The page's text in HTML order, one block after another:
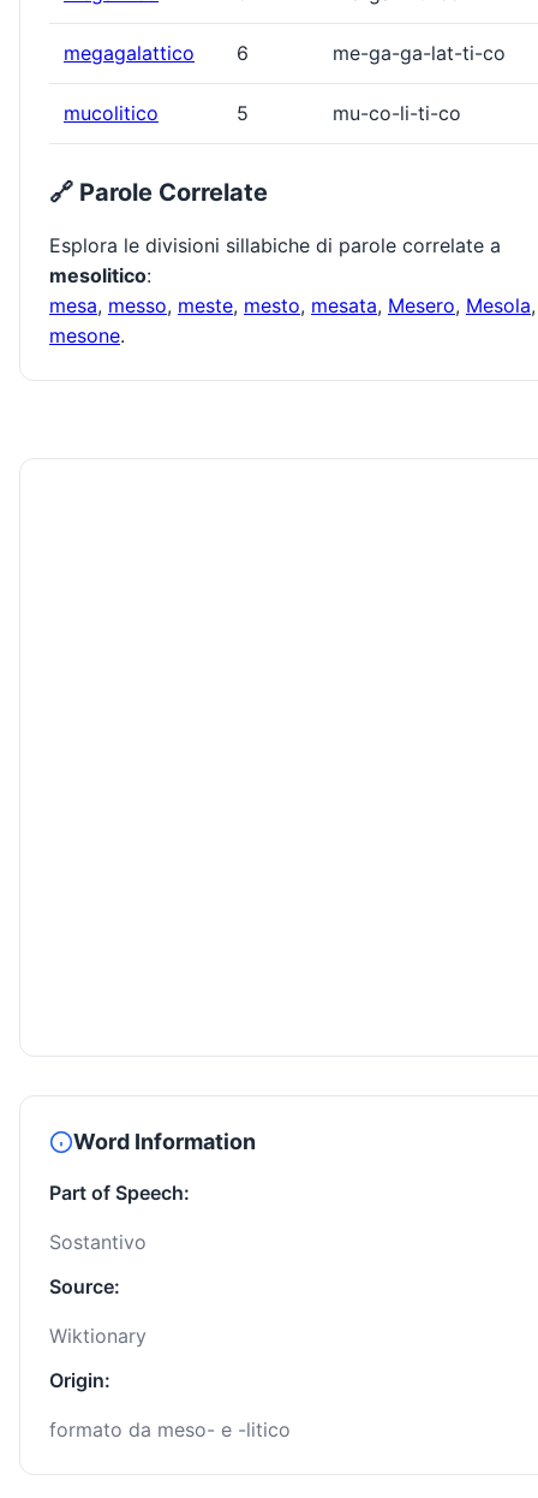
megagalattico 6 me-ga-ga-lat-ti-co
mucolitico 5 mu-co-li-ti-co
🔗 Parole Correlate
Esplora le divisioni sillabiche di parole correlate a
mesolitico:
mesa, messo, meste, mesto, mesata, Mesero, Mesola,
mesone.
Word Information
Part of Speech:
Sostantivo
Source:
Wiktionary
Origin:
formato da meso- e -litico